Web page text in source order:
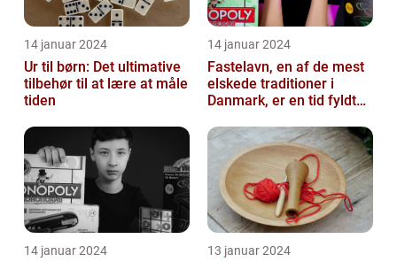
14 januar 2024
Ur til børn: Det ultimative
tilbehør til at lære at måle
tiden
14 januar 2024
Fastelavn, en af de mest
elskede traditioner i
Danmark, er en tid fyldt
festligheder fo...
14 januar 2024 13 januar 2024